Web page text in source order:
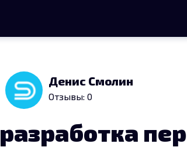
Денис Смолин
Отзывы: 0
разработка